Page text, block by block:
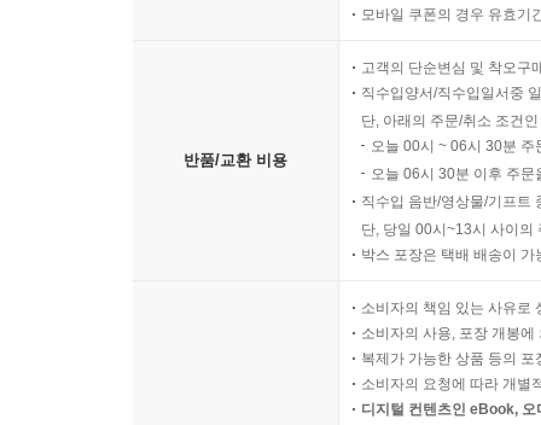
모바일 쿠폰의 경우 유효기
반품/교환 비용
고객의 단순변심 및 착오구
직수입양서/직수입일서중
단, 아래의 주문/취소 조건
오늘 00시 ~ 06시 30분
오늘 06시 30분 이후 주
직수입 음반/영상물/기프트
단, 당일 00시~13시 사이의
박스 포장은 택배 배송이
소비자의 책임 있는 사유로
소비자의 사용, 포장 개봉
복제가 가능한 상품 등의
소비자의 요청에 따라 개별
디지털 컨텐츠인 eBook,